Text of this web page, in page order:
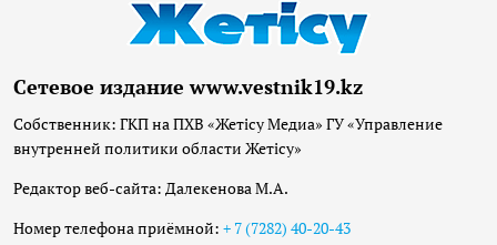
Сетевое издание www.vestnik19.kz
Собственник: ГКП на ПХВ «Жетісу Медиа» ГУ «Управление
внутренней политики области Жетісу»
Редактор веб-сайта: Далекенова М.А.
Номер телефона приёмной: + 7 (7282) 40-20-43